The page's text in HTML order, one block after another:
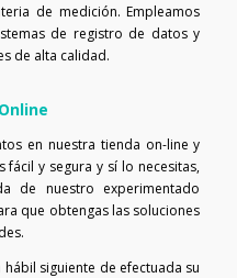
de medición. Empleamos
de registro de datos y
de alta calidad.
en nuestra tienda on-line y
y segura y sí lo necesitas,
de nuestro experimentado
que obtengas las soluciones
siguiente de efectuada su